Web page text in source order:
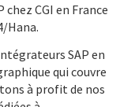
chez CGI en France
Hana.
SAP en
qui couvre
à profit de nos